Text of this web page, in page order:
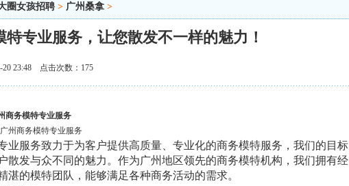
圈女孩招聘 > 广州桑拿 >
特专业服务，让您散发不一样的魅力！
20 23:48 点击次数：175
商务模特专业服务
业服务致力于为客户提供高质量、专业化的商务模特服务，我们的目标
散发与众不同的魅力。作为广州地区领先的商务模特机构，我们拥有经
湛的模特团队，能够满足各种商务活动的需求。